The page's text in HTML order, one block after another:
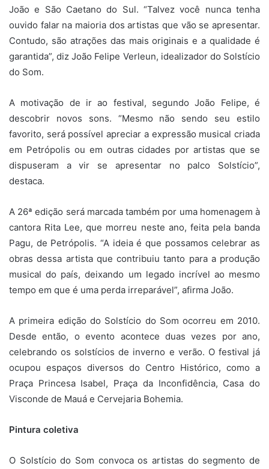
João e São Caetano do Sul. “Talvez você nunca tenha
ouvido falar na maioria dos artistas que vão se apresentar.
Contudo, são atrações das mais originais e a qualidade é
garantida”, diz João Felipe Verleun, idealizador do Solstício
do Som.
A motivação de ir ao festival, segundo João Felipe, é
descobrir novos sons. “Mesmo não sendo seu estilo
favorito, será possível apreciar a expressão musical criada
em Petrópolis ou em outras cidades por artistas que se
dispuseram a vir se apresentar no palco Solstício”,
destaca.
A 26ª edição será marcada também por uma homenagem à
cantora Rita Lee, que morreu neste ano, feita pela banda
Pagu, de Petrópolis. “A ideia é que possamos celebrar as
obras dessa artista que contribuiu tanto para a produção
musical do país, deixando um legado incrível ao mesmo
tempo em que é uma perda irreparável”, afirma João.
A primeira edição do Solstício do Som ocorreu em 2010.
Desde então, o evento acontece duas vezes por ano,
celebrando os solstícios de inverno e verão. O festival já
ocupou espaços diversos do Centro Histórico, como a
Praça Princesa Isabel, Praça da Inconfidência, Casa do
Visconde de Mauá e Cervejaria Bohemia.
Pintura coletiva
O Solstício do Som convoca os artistas do segmento de